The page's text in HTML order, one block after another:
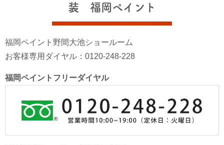
装 福岡ペイント
福岡ペイント野間大池ショールーム
お客様専用ダイヤル：0120-248-228
福岡ペイントフリーダイヤル